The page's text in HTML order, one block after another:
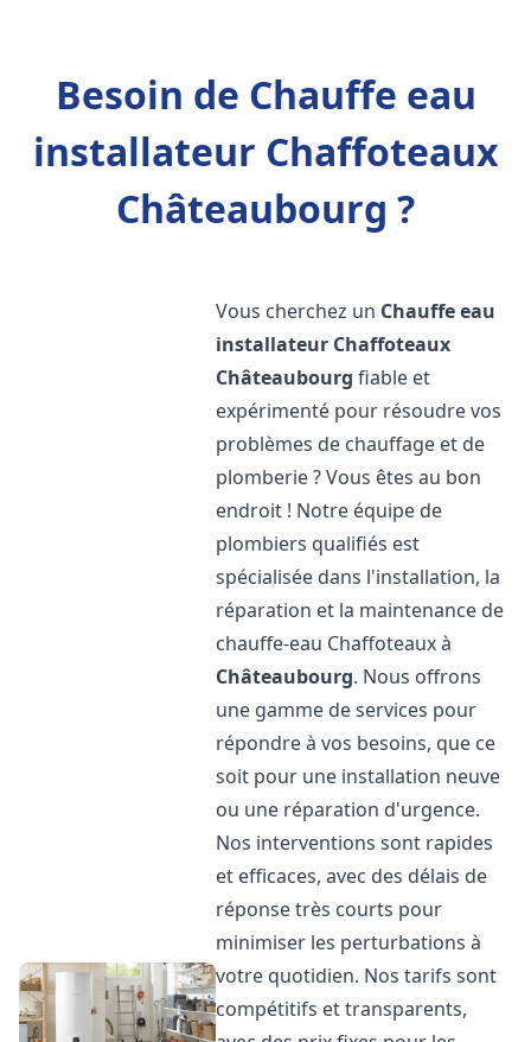
Besoin de Chauffe eau
installateur Chaffoteaux
Châteaubourg ?
Vous cherchez un Chauffe eau
installateur Chaffoteaux
Châteaubourg fiable et
expérimenté pour résoudre vos
problèmes de chauffage et de
plomberie ? Vous êtes au bon
endroit ! Notre équipe de
plombiers qualifiés est
spécialisée dans l'installation, la
réparation et la maintenance de
chauffe-eau Chaffoteaux à
Châteaubourg. Nous offrons
une gamme de services pour
répondre à vos besoins, que ce
soit pour une installation neuve
ou une réparation d'urgence.
Nos interventions sont rapides
et efficaces, avec des délais de
réponse très courts pour
minimiser les perturbations à
votre quotidien. Nos tarifs sont
compétitifs et transparents,